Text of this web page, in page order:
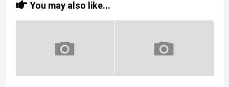
You may also like...